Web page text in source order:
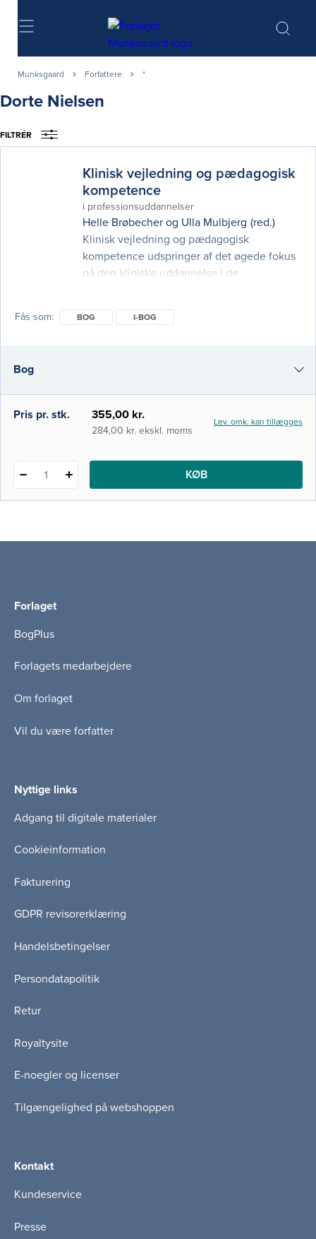
Søg
Munksgaard Forfattere *
Dorte Nielsen
FILTRÉR
Klinisk vejledning og pædagogisk
kompetence
i professionsuddannelser
Helle Brøbecher og Ulla Mulbjerg (red.)
Klinisk vejledning og pædagogisk
kompetence udspringer af det øgede fokus
på den kliniske uddannelse i de
bekendtgørelsen om uddannelse af kliniske
betydning for læring i klinisk praksis. Den
gennemgående intention er at skabe
Fås som BOG I-BOG
Bog
i-bog
Pris pr. stk. 355,00 kr.
284,00 kr. ekskl. moms
Lev. omk. kan tillægges
1 KØB
Forlaget
BogPlus
Forlagets medarbejdere
Om forlaget
Vil du være forfatter
Nyttige links
Adgang til digitale materialer
Cookieinformation
Fakturering
GDPR revisorerklæring
Handelsbetingelser
Persondatapolitik
Retur
Royaltysite
E-noegler og licenser
Tilgængelighed på webshoppen
Kontakt
Kundeservice
Presse